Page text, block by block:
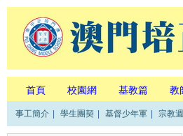
首頁 校園網 基教篇 教
事工簡介 學生團契 基督少年軍 宗教